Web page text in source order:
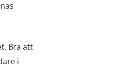
Bra att
i